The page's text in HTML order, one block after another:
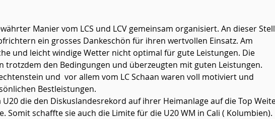
Manier vom LCS und LCV gemeinsam organisiert. An dieser
ein grosses Dankeschön für ihren wertvollen Einsatz. Am
und leicht windige Wetter nicht optimal für gute Leistungen. Die
trotzdem den Bedingungen und überzeugten mit guten Leistungen.
und  vor allem vom LC Schaan waren voll motiviert und
Bestleistungen.
U20 die den Diskuslandesrekord auf ihrer Heimanlage auf die Top
Somit schaffte sie auch die Limite für die U20 WM in Cali ( Kolumbien).